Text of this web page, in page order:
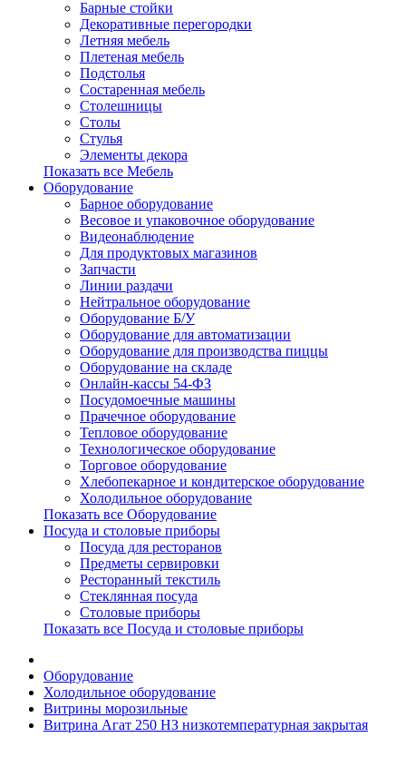
Барные стойки
Декоративные перегородки
Летняя мебель
Плетеная мебель
Подстолья
Состаренная мебель
Столешницы
Столы
Стулья
Элементы декора
Показать все Мебель
Оборудование
Барное оборудование
Весовое и упаковочное оборудование
Видеонаблюдение
Для продуктовых магазинов
Запчасти
Линии раздачи
Нейтральное оборудование
Оборудование Б/У
Оборудование для автоматизации
Оборудование для производства пиццы
Оборудование на складе
Онлайн-кассы 54-ФЗ
Посудомоечные машины
Прачечное оборудование
Тепловое оборудование
Технологическое оборудование
Торговое оборудование
Хлебопекарное и кондитерское оборудование
Холодильное оборудование
Показать все Оборудование
Посуда и столовые приборы
Посуда для ресторанов
Предметы сервировки
Ресторанный текстиль
Стеклянная посуда
Столовые приборы
Показать все Посуда и столовые приборы
Оборудование
Холодильное оборудование
Витрины морозильные
Витрина Агат 250 НЗ низкотемпературная закрытая